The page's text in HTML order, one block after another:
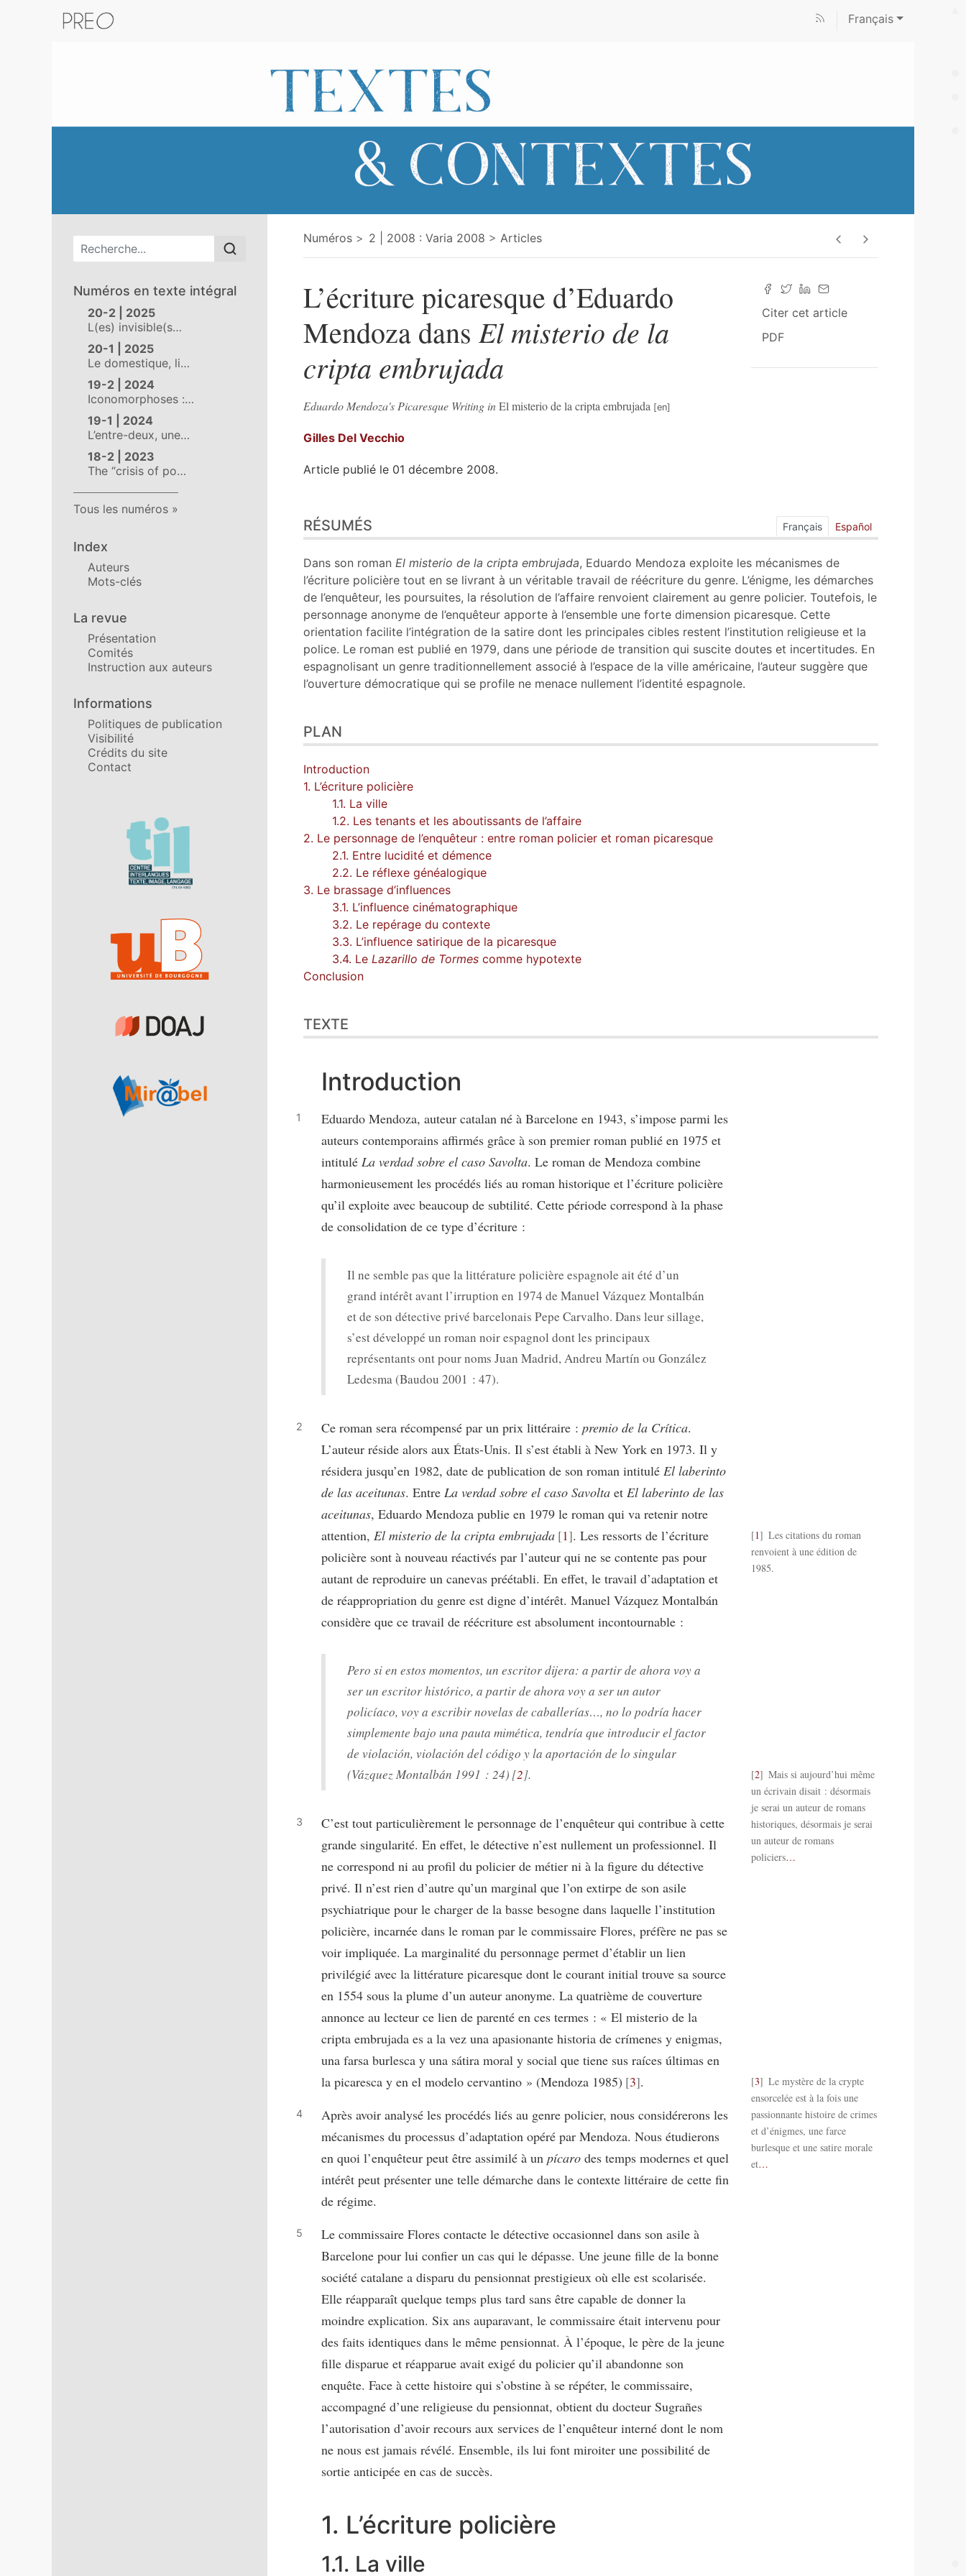
Français
Menu principal
Numéros en texte intégral
20-2 | 2025
L(es) invisible(s…
20-1 | 2025
Le domestique, li…
19-2 | 2024
Iconomorphoses :…
19-1 | 2024
L’entre-deux, une…
18-2 | 2023
The “crisis of po…
Tous les numéros
Index
Auteurs
Mots-clés
La revue
Présentation
Comités
Instruction aux auteurs
Informations
Politiques de publication
Visibilité
Crédits du site
Contact
Affiliations/partenaires
Numéros 2 | 2008 : Varia 2008 Articles
Citer cet article
PDF
L’écriture picaresque d’Eduardo
Mendoza dans El misterio de la
cripta embrujada
Eduardo Mendoza's Picaresque Writing inEl misterio de la cripta embrujada
Gilles Del Vecchio
Article publié le 01 décembre 2008.
Plan
Texte
Bibliographie
Notes
Citer cet article
Auteur
RÉSUMÉS Français Español
Dans son roman El misterio de la cripta embrujada, Eduardo Mendoza exploite les mécanismes de
l’écriture policière tout en se livrant à un véritable travail de réécriture du genre. L’énigme, les démarches
de l’enquêteur, les poursuites, la résolution de l’affaire renvoient clairement au genre policier. Toutefois, le
personnage anonyme de l’enquêteur apporte à l’ensemble une forte dimension picaresque. Cette
orientation facilite l’intégration de la satire dont les principales cibles restent l’institution religieuse et la
police. Le roman est publié en 1979, dans une période de transition qui suscite doutes et incertitudes. En
espagnolisant un genre traditionnellement associé à l’espace de la ville américaine, l’auteur suggère que
l’ouverture démocratique qui se profile ne menace nullement l’identité espagnole.
PLAN
Introduction
1. L’écriture policière
1.1. La ville
1.2. Les tenants et les aboutissants de l’affaire
2. Le personnage de l’enquêteur : entre roman policier et roman picaresque
2.1. Entre lucidité et démence
2.2. Le réflexe généalogique
3. Le brassage d’influences
3.1. L’influence cinématographique
3.2. Le repérage du contexte
3.3. L’influence satirique de la picaresque
3.4. Le Lazarillo de Tormes comme hypotexte
Conclusion
TEXTE
Introduction
Eduardo Mendoza, auteur catalan né à Barcelone en 1943, s’impose parmi les
auteurs contemporains affirmés grâce à son premier roman publié en 1975 et
intitulé La verdad sobre el caso Savolta. Le roman de Mendoza combine
harmonieusement les procédés liés au roman historique et l’écriture policière
qu’il exploite avec beaucoup de subtilité. Cette période correspond à la phase
de consolidation de ce type d’écriture :
Il ne semble pas que la littérature policière espagnole ait été d’un
grand intérêt avant l’irruption en 1974 de Manuel Vázquez Montalbán
et de son détective privé barcelonais Pepe Carvalho. Dans leur sillage,
s’est développé un roman noir espagnol dont les principaux
représentants ont pour noms Juan Madrid, Andreu Martín ou González
Ledesma (Baudou 2001 : 47).
Ce roman sera récompensé par un prix littéraire : premio de la Crítica.
L’auteur réside alors aux États-Unis. Il s’est établi à New York en 1973. Il y
résidera jusqu’en 1982, date de publication de son roman intitulé El laberinto
de las aceitunas. Entre La verdad sobre el caso Savolta et El laberinto de las
aceitunas, Eduardo Mendoza publie en 1979 le roman qui va retenir notre
attention, El misterio de la cripta embrujada 1 . Les ressorts de l’écriture
policière sont à nouveau réactivés par l’auteur qui ne se contente pas pour
autant de reproduire un canevas préétabli. En effet, le travail d’adaptation et
de réappropriation du genre est digne d’intérêt. Manuel Vázquez Montalbán
considère que ce travail de réécriture est absolument incontournable :
Pero si en estos momentos, un escritor dijera: a partir de ahora voy a
ser un escritor histórico, a partir de ahora voy a ser un autor
policíaco, voy a escribir novelas de caballerías…, no lo podría hacer
simplemente bajo una pauta mimética, tendría que introducir el factor
de violación, violación del código y la aportación de lo singular
(Vázquez Montalbán 1991 : 24) 2 .
C’est tout particulièrement le personnage de l’enquêteur qui contribue à cette
grande singularité. En effet, le détective n’est nullement un professionnel. Il
ne correspond ni au profil du policier de métier ni à la figure du détective
privé. Il n’est rien d’autre qu’un marginal que l’on extirpe de son asile
psychiatrique pour le charger de la basse besogne dans laquelle l’institution
policière, incarnée dans le roman par le commissaire Flores, préfère ne pas se
voir impliquée. La marginalité du personnage permet d’établir un lien
privilégié avec la littérature picaresque dont le courant initial trouve sa source
en 1554 sous la plume d’un auteur anonyme. La quatrième de couverture
annonce au lecteur ce lien de parenté en ces termes : « El misterio de la
cripta embrujada es a la vez una apasionante historia de crímenes y enigmas,
una farsa burlesca y una sátira moral y social que tiene sus raíces últimas en
la picaresca y en el modelo cervantino » (Mendoza 1985) 3 .
Après avoir analysé les procédés liés au genre policier, nous considérerons les
mécanismes du processus d’adaptation opéré par Mendoza. Nous étudierons
en quoi l’enquêteur peut être assimilé à un pícaro des temps modernes et quel
intérêt peut présenter une telle démarche dans le contexte littéraire de cette fin
de régime.
Le commissaire Flores contacte le détective occasionnel dans son asile à
Barcelone pour lui confier un cas qui le dépasse. Une jeune fille de la bonne
société catalane a disparu du pensionnat prestigieux où elle est scolarisée.
Elle réapparaît quelque temps plus tard sans être capable de donner la
moindre explication. Six ans auparavant, le commissaire était intervenu pour
des faits identiques dans le même pensionnat. À l’époque, le père de la jeune
fille disparue et réapparue avait exigé du policier qu’il abandonne son
enquête. Face à cette histoire qui s’obstine à se répéter, le commissaire,
accompagné d’une religieuse du pensionnat, obtient du docteur Sugrañes
l’autorisation d’avoir recours aux services de l’enquêteur interné dont le nom
ne nous est jamais révélé. Ensemble, ils lui font miroiter une possibilité de
sortie anticipée en cas de succès.
1. L’écriture policière
1.1. La ville
1
Les citations du roman
renvoient à une édition de
1985.
2
Mais si aujourd’hui même
un écrivain disait : désormais
je serai un auteur de romans
historiques, désormais je serai
un auteur de romans
policiers…
3
Le mystère de la crypte
ensorcelée est à la fois une
passionnante histoire de crimes
et d’énigmes, une farce
burlesque et une satire morale
et…